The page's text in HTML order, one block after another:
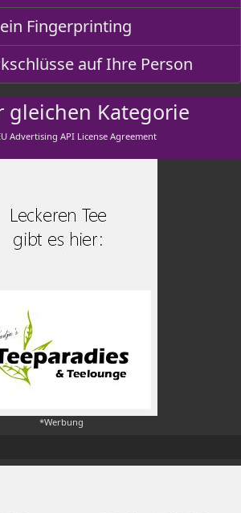
Fingerprinting
auf Ihre Person
gleichen Kategorie
Advertising API License Agreement
*Werbung